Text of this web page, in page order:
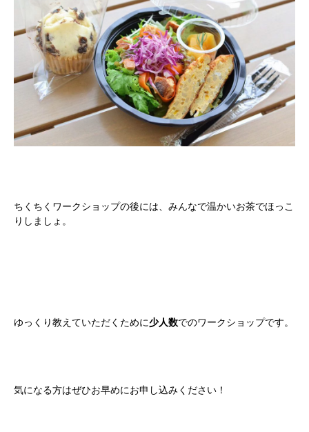
ちくちくワークショップの後には、みんなで温かいお茶でほっこ
りしましょ。
ゆっくり教えていただくために少人数でのワークショップです。
気になる方はぜひお早めにお申し込みください！